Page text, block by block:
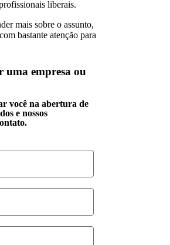
liberais.
mais sobre o assunto,
bastante atenção para
empresa ou
você na abertura de
e nossos